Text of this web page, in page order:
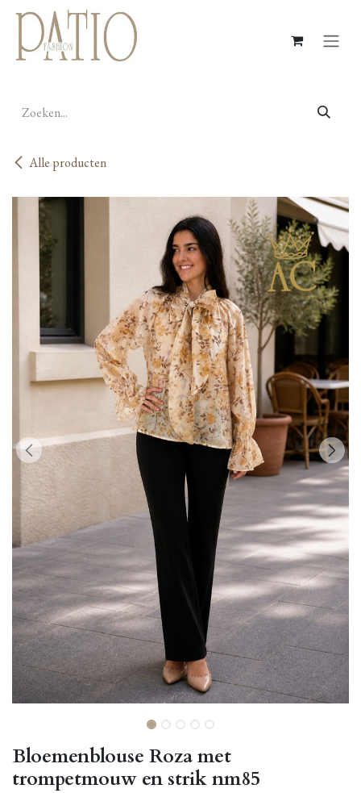
Overslaan naar inhoud
Alle producten
Bloemenblouse Roza met
trompetmouw en strik nm85